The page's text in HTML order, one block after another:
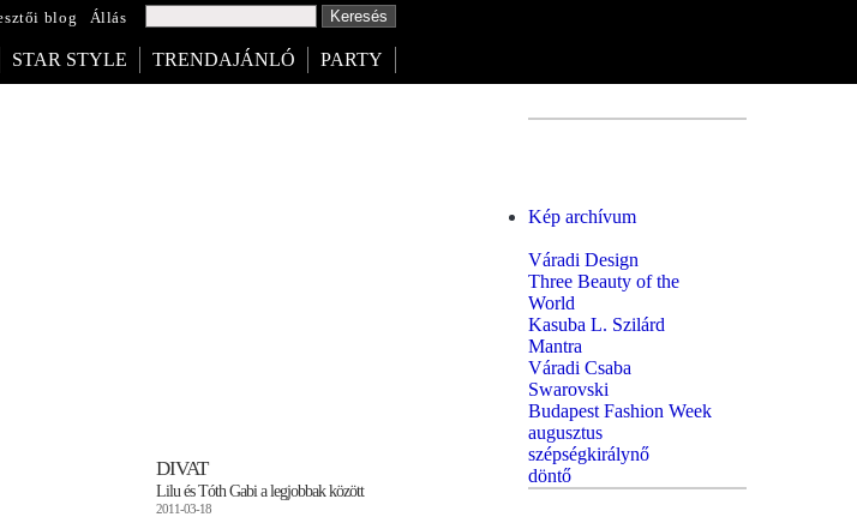
blog Állás
STAR STYLE TRENDAJÁNLÓ PARTY
DIVAT
Lilu és Tóth Gabi a legjobbak között
2011-03-18
Kép archívum
Váradi Design
Three Beauty of the
World
Kasuba L. Szilárd
Mantra
Váradi Csaba
Swarovski
Budapest Fashion Week
augusztus
szépségkirálynő
döntő